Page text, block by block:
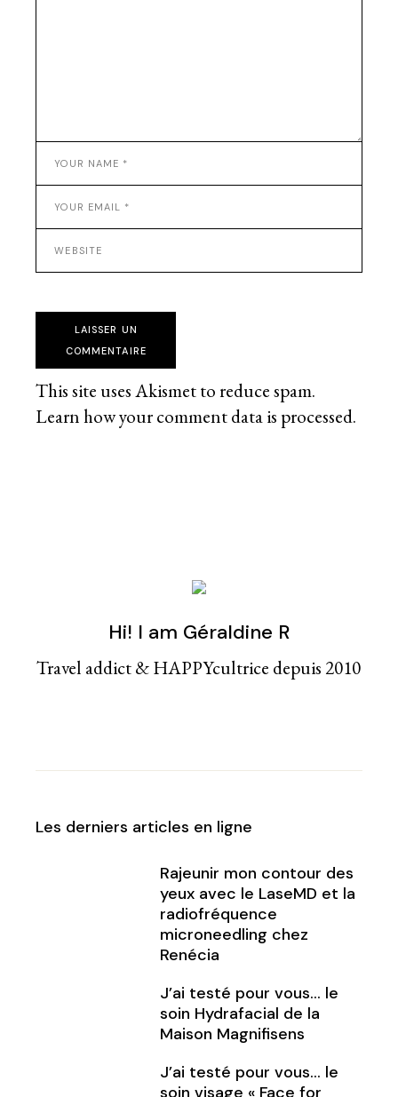
LAISSER UN
COMMENTAIRE
This site uses Akismet to reduce spam.
Learn how your comment data is processed.
Hi! I am Géraldine R
Travel addict & HAPPYcultrice depuis 2010
Les derniers articles en ligne
Rajeunir mon contour des
yeux avec le LaseMD et la
radiofréquence
microneedling chez
Renécia
J’ai testé pour vous… le
soin Hydrafacial de la
Maison Magnifisens
J’ai testé pour vous… le
soin visage « Face for